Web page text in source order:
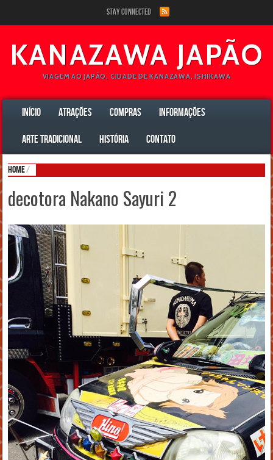
Stay Connected
KANAZAWA JAPÃO
VIAGEM AO JAPÃO, CIDADE DE KANAZAWA, ISHIKAWA
INÍCIO ATRAÇÕES COMPRAS INFORMAÇÕES
ARTE TRADICIONAL HISTÓRIA CONTATO
Home/
decotora Nakano Sayuri 2